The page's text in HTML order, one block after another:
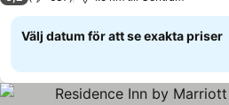
Välj datum för att se exakta priser